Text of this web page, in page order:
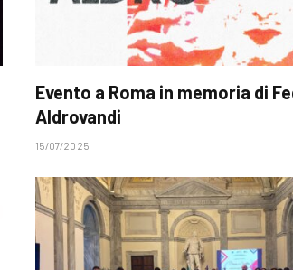
Evento a Roma in memoria di
Aldrovandi
15/07/2025